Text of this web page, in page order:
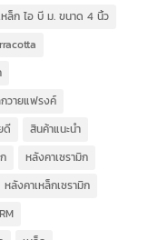
ล็ก ไอ บี ม. ขนาด 4 นิ้ว
กวายแฟรงค์
ดี
สินค้าแนะนำ
หลังคาเซรามิก
หลังคาเหล็กเซรามิก